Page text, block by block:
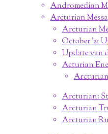
Andromedian
Arcturian
Arcturian
October '21
Update van
Acturian
Arcturian:
Arcturian
Arcturian